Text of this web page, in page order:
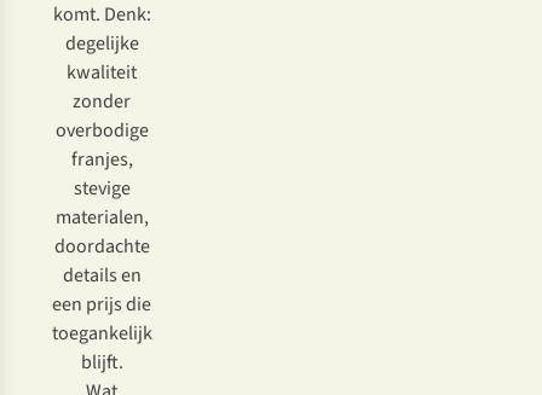
komt. Denk:
degelijke
kwaliteit
zonder
overbodige
franjes,
stevige
materialen,
doordachte
details en
een prijs die
toegankelijk
blijft.